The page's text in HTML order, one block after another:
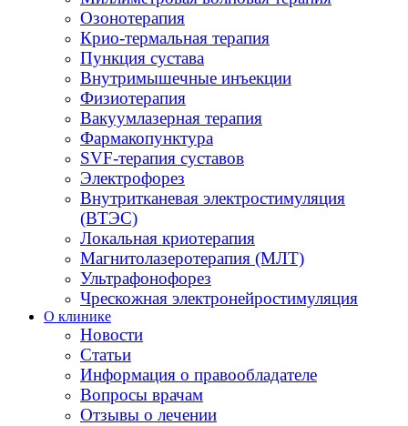
Озонотерапия
Крио-термальная терапия
Пункция сустава
Внутримышечные инъекции
Физиотерапия
Вакуумлазерная терапия
Фармакопунктура
SVF-терапия суставов
Электрофорез
Внутритканевая электростимуляция
(ВТЭС)
Локальная криотерапия
Магнитолазеротерапия (МЛТ)
Ультрафонофорез
Чрескожная электронейростимуляция
О клинике
Новости
Статьи
Информация о правообладателе
Вопросы врачам
Отзывы о лечении